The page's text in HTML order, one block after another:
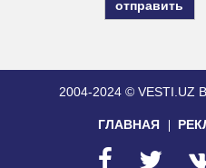
2004-2024 © VESTI.UZ
ГЛАВНАЯ